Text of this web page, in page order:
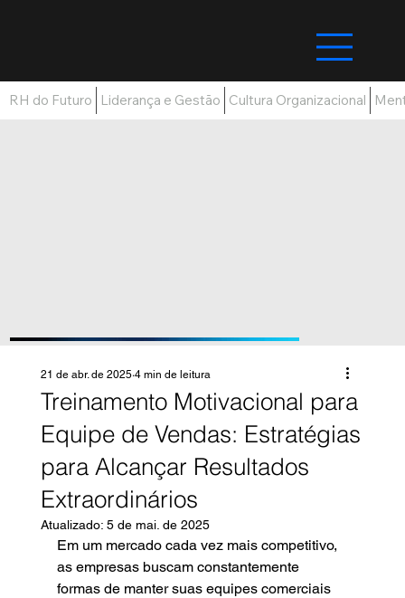
RH do Futuro Liderança e Gestão Cultura Organizacional
Treinamento Motivacional para
Equipe de Vendas: Estratégias
para Alcançar Resultados
Extraordinários
21 de abr. de 2025 4 min de leitura
Atualizado: 5 de mai. de 2025
Em um mercado cada vez mais competitivo,
as empresas buscam constantemente
formas de manter suas equipes comerciais